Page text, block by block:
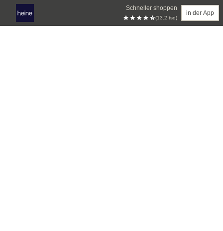
Schneller shoppen
(13.2 tsd)
in der App